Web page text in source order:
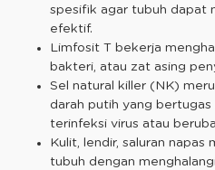
spesifik agar tubuh dapat
efektif.
Limfosit T bekerja
bakteri, atau zat asing
Sel natural killer (NK)
darah putih yang
terinfeksi virus atau
Kulit, lendir, saluran
tubuh dengan